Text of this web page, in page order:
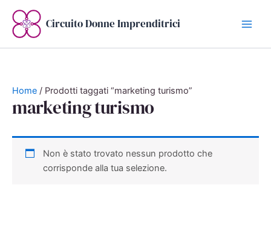
contenuto
Circuito Donne Imprenditrici
Home / Prodotti taggati “marketing turismo”
marketing turismo
Non è stato trovato nessun prodotto che
corrisponde alla tua selezione.